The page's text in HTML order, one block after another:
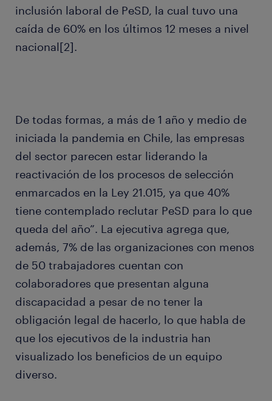
inclusión laboral de PeSD, la cual tuvo una
caída de 60% en los últimos 12 meses a nivel
nacional[2].
De todas formas, a más de 1 año y medio de
iniciada la pandemia en Chile, las empresas
del sector parecen estar liderando la
reactivación de los procesos de selección
enmarcados en la Ley 21.015, ya que 40%
tiene contemplado reclutar PeSD para lo que
queda del año”. La ejecutiva agrega que,
además, 7% de las organizaciones con menos
de 50 trabajadores cuentan con
colaboradores que presentan alguna
discapacidad a pesar de no tener la
obligación legal de hacerlo, lo que habla de
que los ejecutivos de la industria han
visualizado los beneficios de un equipo
diverso.